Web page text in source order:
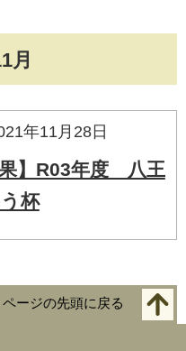
月
年11月28日
果】R03年度 八王
杯
ページの先頭に戻る